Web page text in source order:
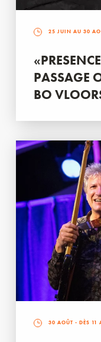
25 JUIN AU 30
PASSAGE
BO
30 AOÛT - DÈS 11